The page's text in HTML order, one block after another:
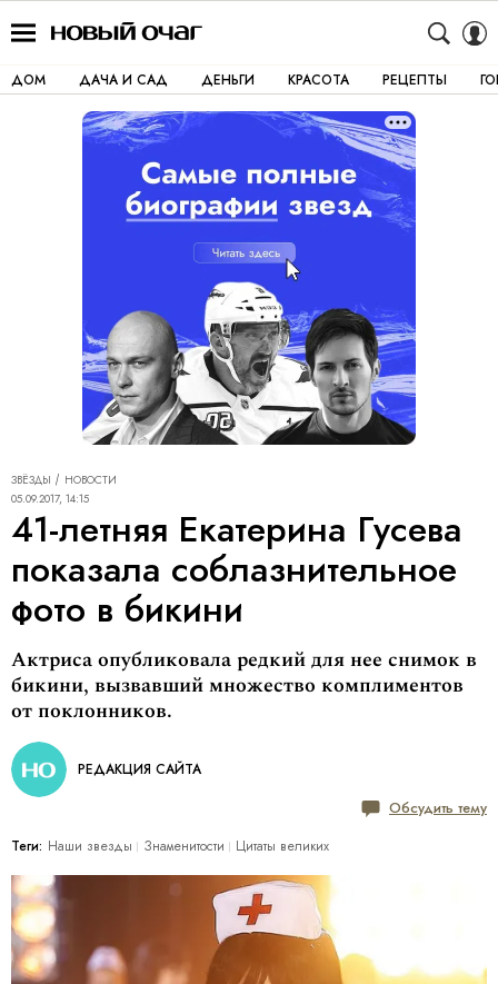
ДОМ ДАЧА И САД ДЕНЬГИ КРАСОТА РЕЦЕПТЫ
ЗВЁЗДЫ
НОВОСТИ
05.09.2017, 14:15
41-летняя Екатерина Гусева
показала соблазнительное
фото в бикини
Актриса опубликовала редкий для нее снимок в
бикини, вызвавший множество комплиментов
от поклонников.
РЕДАКЦИЯ САЙТА
Обсудить тему
Теги: Наши звезды Знаменитости Цитаты великих